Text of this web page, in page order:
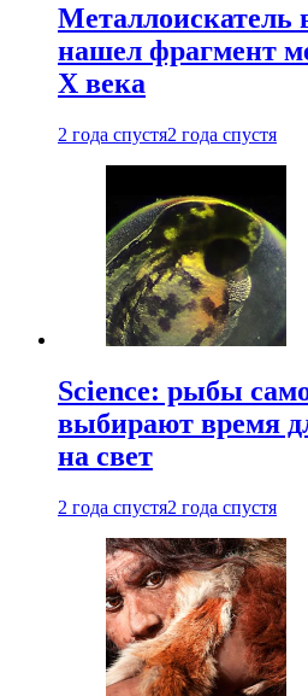
Металлоискатель
нашел фрагмент
X века
2 года спустя2 года спустя
Science: рыбы
выбирают время
на свет
2 года спустя2 года спустя